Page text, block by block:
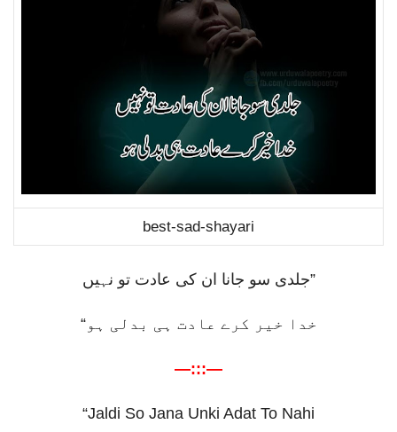
best-sad-shayari
جلدی سو جانا ان کی عادت تو نہیں”
“خدا خیر کرے عادت ہی بدلی ہو
—:::—
“Jaldi So Jana Unki Adat To Nahi